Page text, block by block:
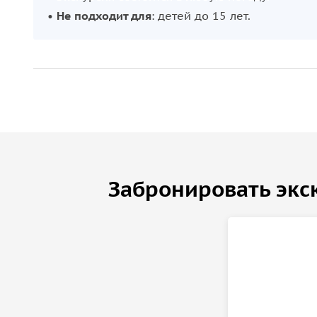
• Не подходит для: детей до 15 лет.
Забронировать